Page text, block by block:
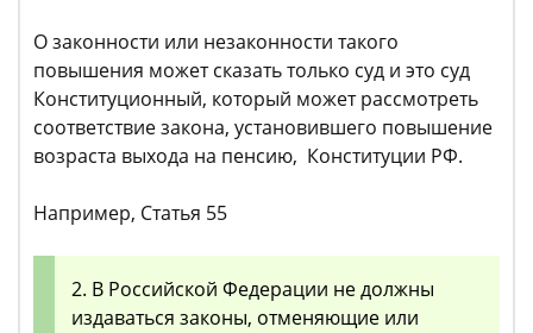
О законности или незаконности такого
повышения может сказать только суд и это суд
Конституционный, который может рассмотреть
соответствие закона, установившего повышение
возраста выхода на пенсию, Конституции РФ.
Например, Статья 55
2. В Российской Федерации не должны
издаваться законы, отменяющие или